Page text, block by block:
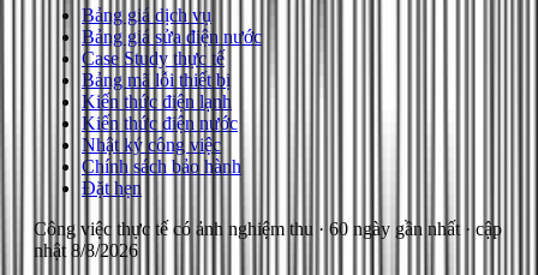
Bảng giá dịch vụ
Bảng giá sửa điện nước
Case Study thực tế
Bảng mã lỗi thiết bị
Kiến thức điện lạnh
Kiến thức điện nước
Nhật ký công việc
Chính sách bảo hành
Đặt hẹn
Công việc thực tế có ảnh nghiệm thu · 60 ngày gần nhất · cập
nhật 8/8/2026